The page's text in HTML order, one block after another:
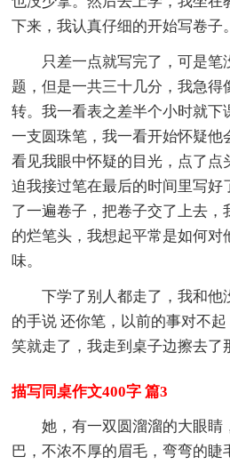
下来，我认真仔细的开始写卷子。
只差一点就写完了，可是笔
题，但是一共三十几分，我急得
转。我一看表之差半个小时就下
一支圆珠笔，我一看开始怀疑他
看见我眼中怀疑的目光，点了点
迫我接过笔在最后的时间里写好
了一遍卷子，把卷子交了上去，
的烂笔头，我想起平常是如何对
味。
下学了别人都走了，我和他
的手说 还你笔，以前的事对不
笑就走了，我走到桌子边擦去了
描写同桌作文400字 篇3
她，有一双圆溜溜的大眼睛
巴，不浓不厚的眉毛，弯弯的睫